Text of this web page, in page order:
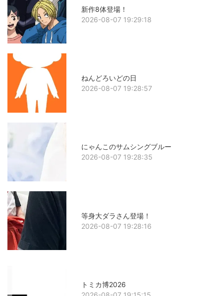
新作8体登場！
2026-08-07 19:29:18
ねんどろいどの日
2026-08-07 19:28:57
にゃんこのサムシングブルー
2026-08-07 19:28:35
等身大ダラさん登場！
2026-08-07 19:28:16
トミカ博2026